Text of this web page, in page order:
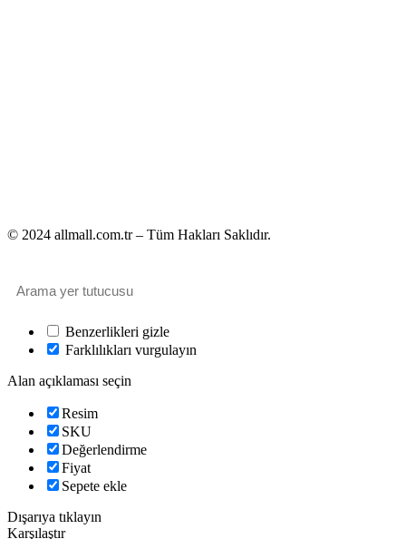
© 2024 allmall.com.tr – Tüm Hakları Saklıdır.
Benzerlikleri gizle
Farklılıkları vurgulayın
Alan açıklaması seçin
Resim
SKU
Değerlendirme
Fiyat
Sepete ekle
Dışarıya tıklayın
Karşılaştır